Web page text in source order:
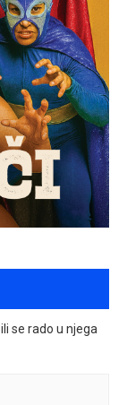
se rado u njega